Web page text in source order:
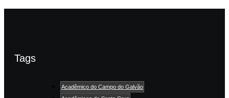
Tags
Acadêmico do Campo do Galvão